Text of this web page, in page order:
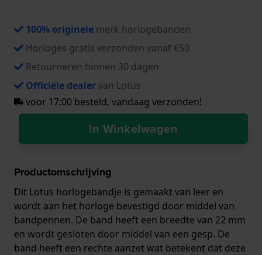
100% originele merk horlogebanden
Horloges gratis verzonden vanaf €50
Retourneren binnen 30 dagen
Officiële dealervan Lotus
voor 17:00 besteld, vandaag verzonden!
In Winkelwagen
Productomschrijving
Dit Lotus horlogebandje is gemaakt van leer en
wordt aan het horloge bevestigd door middel van
bandpennen. De band heeft een breedte van 22 mm
en wordt gesloten door middel van een gesp. De
band heeft een rechte aanzet wat betekent dat deze